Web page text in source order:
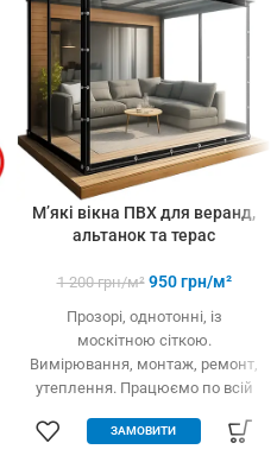
М’які вікна ПВХ для веранд,
альтанок та терас
1 200грн/м² 950грн/м²
Прозорі, однотонні, із
москітною сіткою.
Вимірювання, монтаж, ремонт,
утеплення. Працюємо по всій
ЗАМОВИТИ